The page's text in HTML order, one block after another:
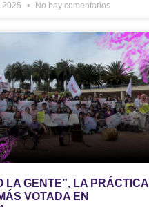
2025 No hay comentarios
LA GENTE”, LA PRÁCTICA
VOTADA EN